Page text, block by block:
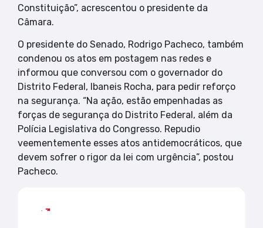
Constituição”, acrescentou o presidente da
Câmara.
O presidente do Senado, Rodrigo Pacheco, também
condenou os atos em postagem nas redes e
informou que conversou com o governador do
Distrito Federal, Ibaneis Rocha, para pedir reforço
na segurança. “Na ação, estão empenhadas as
forças de segurança do Distrito Federal, além da
Polícia Legislativa do Congresso. Repudio
veementemente esses atos antidemocráticos, que
devem sofrer o rigor da lei com urgência”, postou
Pacheco.